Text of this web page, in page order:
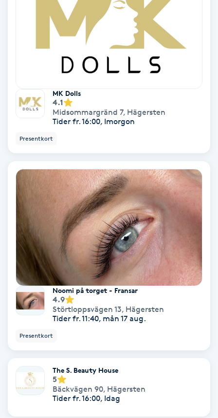
Fransar
Fransborttagning
Fransförlängning
Fransförlängning Megavolym
Fransförlängning Volym
Fransk manikyr
Fransrengöring
Frekvensterapi
Friskvård
Friskvårdsmassage
Frisör
MK Dolls
4.1
Midsommargränd 7, Hägersten
Tider fr. 16:00, Imorgon
Presentkort
Noomi på torget - Fransar
4.9
Störtloppsvägen 13, Hägersten
Tider fr. 11:40, mån 17 aug.
Presentkort
The S. Beauty House
5
Bäckvägen 90, Hägersten
Tider fr. 16:00, Idag